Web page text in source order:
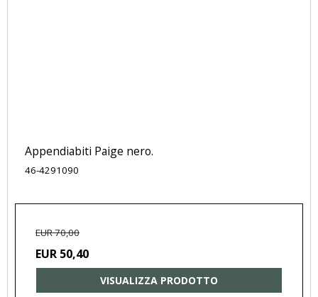
Appendiabiti Paige nero.
46-4291090
EUR 70,00
EUR 50,40
VISUALIZZA PRODOTTO